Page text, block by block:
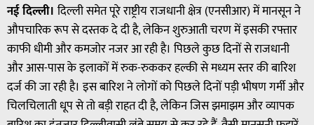
नई दिल्ली।दिल्ली समेत पूरे राष्ट्रीय राजधानी क्षेत्र (एनसीआर) में मानसून ने
औपचारिक रूप से दस्तक दे दी है, लेकिन शुरुआती चरण में इसकी रफ्तार
काफी धीमी और कमजोर नजर आ रही है। पिछले कुछ दिनों से राजधानी
और आस-पास के इलाकों में रुक-रुककर हल्की से मध्यम स्तर की बारिश
दर्ज की जा रही है। इस बारिश ने लोगों को पिछले दिनों पड़ी भीषण गर्मी और
चिलचिलाती धूप से तो बड़ी राहत दी है, लेकिन जिस झमाझम और व्यापक